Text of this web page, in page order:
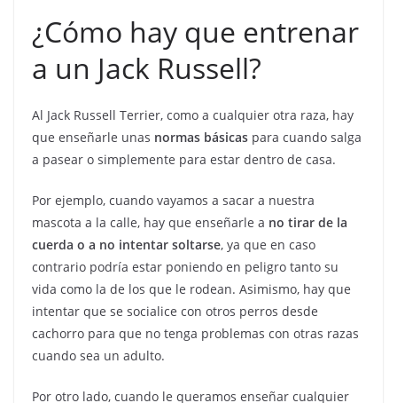
¿Cómo hay que entrenar
a un Jack Russell?
Al Jack Russell Terrier, como a cualquier otra raza, hay
que enseñarle unas normas básicas para cuando salga
a pasear o simplemente para estar dentro de casa.
Por ejemplo, cuando vayamos a sacar a nuestra
mascota a la calle, hay que enseñarle a no tirar de la
cuerda o a no intentar soltarse, ya que en caso
contrario podría estar poniendo en peligro tanto su
vida como la de los que le rodean. Asimismo, hay que
intentar que se socialice con otros perros desde
cachorro para que no tenga problemas con otras razas
cuando sea un adulto.
Por otro lado, cuando le queramos enseñar cualquier